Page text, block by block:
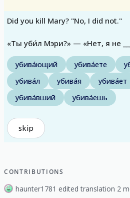
Did you kill Mary? "No, I did not."
«Ты уби́л Мэри?» — «Нет, я не
убива́ющий убива́ете
убива́л
убива́я убива́ет
убива́вший
убива́ешь
skip
CONTRIBUTIONS
haunter1781 edited translation 2